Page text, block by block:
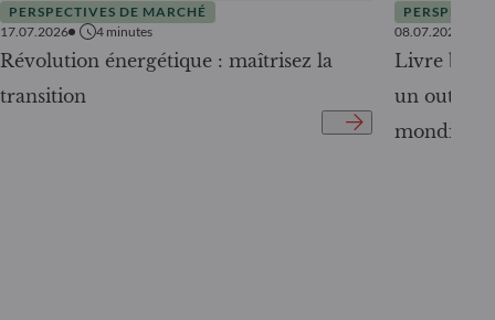
PERSPECTIVES DE MARCHÉ
17.07.2026
4 minutes
Révolution énergétique : maîtrisez la
transition
08.07.2026
Livre
un outil
mondiale